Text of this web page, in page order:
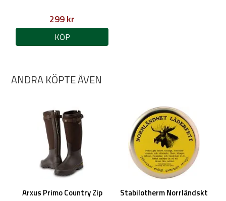
299 kr
KÖP
ANDRA KÖPTE ÄVEN
Arxus Primo Country Zip
Stabilotherm Norrländskt